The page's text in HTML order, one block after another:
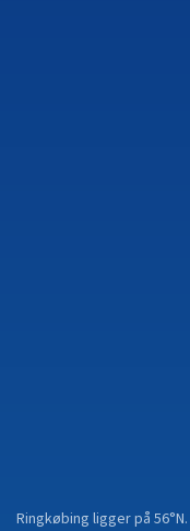
Ringkøbing ligger på 56°N.